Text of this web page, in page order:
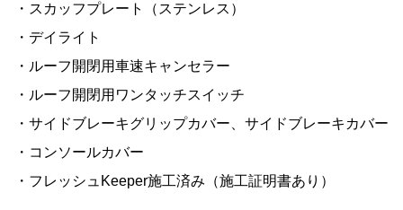
・スカッフプレート（ステンレス）
・デイライト
・ルーフ開閉用車速キャンセラー
・ルーフ開閉用ワンタッチスイッチ
・サイドブレーキグリップカバー、サイドブレーキカバー
・コンソールカバー
・フレッシュKeeper施工済み（施工証明書あり）